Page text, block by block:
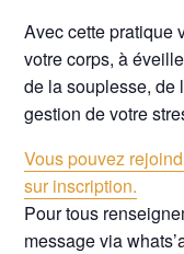
Avec cette pratique
votre corps, à
de la souplesse, de
gestion de votre
Vous pouvez
sur inscription.
Pour tous
message via